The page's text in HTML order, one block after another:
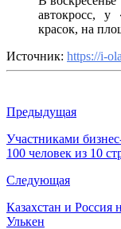
автокросс,
красок, на
Источник: https://i-
Предыдущая
Участниками
100 человек из 10
Следующая
Казахстан и Россия
Улькен